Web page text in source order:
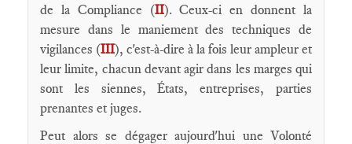
de la Compliance (II). Ceux-ci en donnent la
mesure dans le maniement des techniques de
vigilances (III), c'est-à-dire à la fois leur ampleur et
leur limite, chacun devant agir dans les marges qui
sont les siennes, États, entreprises, parties
prenantes et juges.
Peut alors se dégager aujourd'hui une Volonté